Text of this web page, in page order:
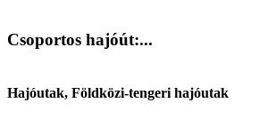
Csoportos hajóút:...
Hajóutak, Földközi-tengeri hajóutak